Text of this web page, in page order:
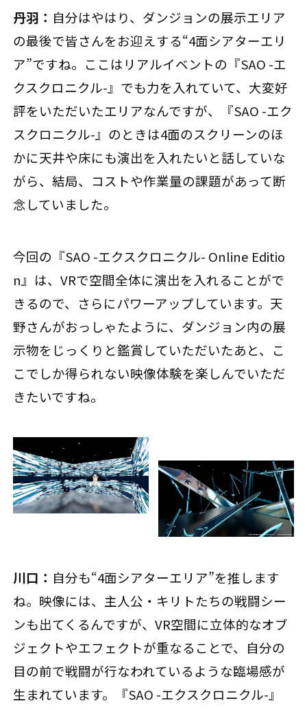
丹羽： 自分はやはり、ダンジョンの展示エリア
の最後で皆さんをお迎えする“4面シアターエリ
ア”ですね。ここはリアルイベントの『SAO -エ
クスクロニクル-』でも力を入れていて、大変好
評をいただいたエリアなんですが、『SAO -エク
スクロニクル-』のときは4面のスクリーンのほ
かに天井や床にも演出を入れたいと話していな
がら、結局、コストや作業量の課題があって断
念していました。
今回の『SAO -エクスクロニクル- Online Editio
n』は、VRで空間全体に演出を入れることがで
きるので、さらにパワーアップしています。天
野さんがおっしゃたように、ダンジョン内の展
示物をじっくりと鑑賞していただいたあと、こ
こでしか得られない映像体験を楽しんでいただ
きたいですね。
川口： 自分も“4面シアターエリア”を推します
ね。映像には、主人公・キリトたちの戦闘シー
ンも出てくるんですが、VR空間に立体的なオブ
ジェクトやエフェクトが重なることで、自分の
目の前で戦闘が行なわれているような臨場感が
生まれています。『SAO -エクスクロニクル-』